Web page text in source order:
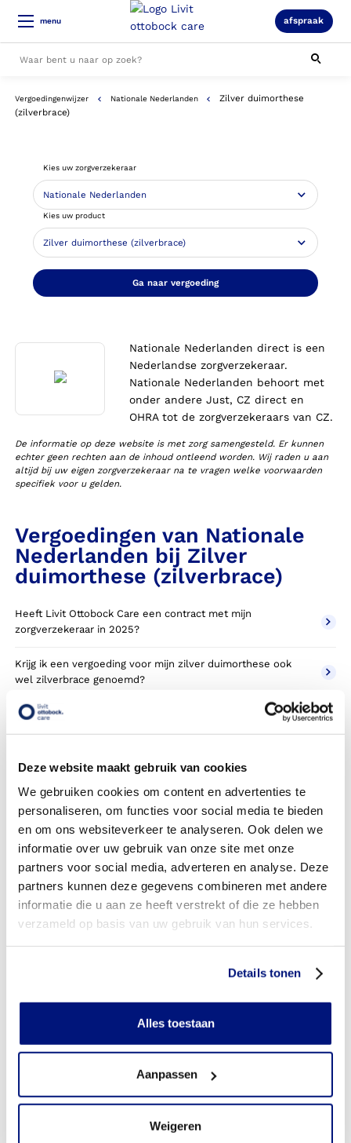
Deze website maakt gebruik van cookies
We gebruiken cookies om content en advertenties te
personaliseren, om functies voor social media te bieden
en om ons websiteverkeer te analyseren. Ook delen we
informatie over uw gebruik van onze site met onze
partners voor social media, adverteren en analyse. Deze
partners kunnen deze gegevens combineren met andere
informatie die u aan ze heeft verstrekt of die ze hebben
verzameld op basis van uw gebruik van hun services.
Details tonen
Alles toestaan
Aanpassen
Weigeren
menu afspraak
Alle resultaten
Vergoedingenwijzer Nationale Nederlanden
Zilver duimorthese
(zilverbrace)
Kies uw zorgverzekeraar
Kies uw product
Ga naar vergoeding
Nationale Nederlanden direct is een
Nederlandse zorgverzekeraar.
Nationale Nederlanden behoort met
onder andere Just, CZ direct en
OHRA tot de zorgverzekeraars van CZ.
De informatie op deze website is met zorg samengesteld. Er kunnen
echter geen rechten aan de inhoud ontleend worden. Wij raden u aan
altijd bij uw eigen zorgverzekeraar na te vragen welke voorwaarden
specifiek voor u gelden.
Vergoedingen van Nationale
Nederlanden bij Zilver
duimorthese (zilverbrace)
Heeft Livit Ottobock Care een contract met mijn
zorgverzekeraar in 2025?
Krijg ik een vergoeding voor mijn zilver duimorthese ook
wel zilverbrace genoemd?
Wanneer komt mijn zilver duimorthese NIET in aanmerking
Wordt mijn zilver duimorthese vergoed uit de
Wordt mijn zilver duimorthese vergoed vanuit een
aanvullende verzekering?
Is de zilver duimorthese individueel vervaardigd of
verkrijgbaar in confectie standaard uitvoeringen?
Wanneer mag mijn zilver duimorthese vervangen worden?
duimorthese toestemming nodig van mijn zorgverzekeraar?
Wat valt er binnen de vergoeding van een zilver
Wordt een zilver duimorthese die ik gebruik voor sporten
betaald door mijn zorgverzekering?